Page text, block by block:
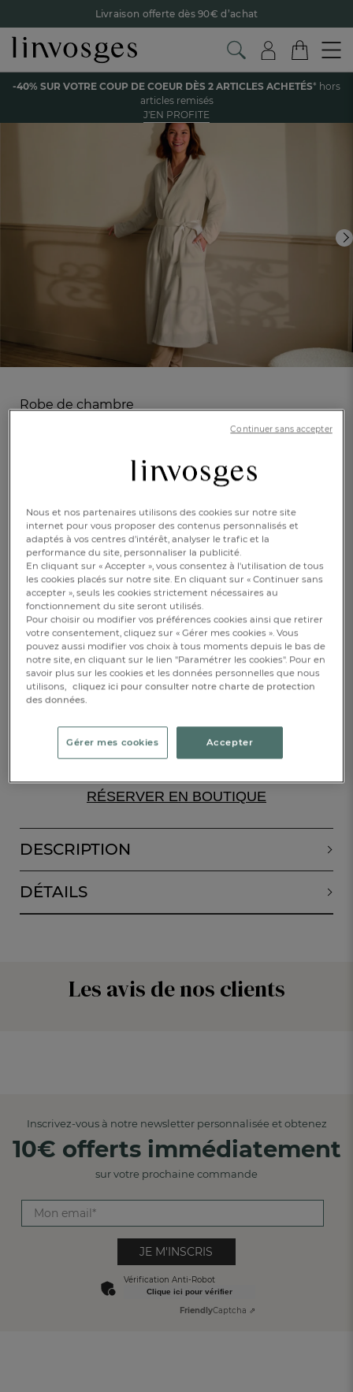
Livraison offerte dès 90€ d’achat
Retour offert avec Colissimo* !
Payez en 3x ou 4x sans frais avec Alma
Le parrainage Linvosges : offrez 15€, recevez 15€ !
Je
découvre
-40% sur votre coup de coeurdès 2 articles achetés !
profite
AT
BE
CH
-40% SUR VOTRE COUP DE COEUR DÈS 2 ARTICLES ACHETÉS* hors
articles remisés
J'EN PROFITE
Voir tous les produits de la catégorie
Robe de chambre
Ivoire
36/38 40/42 44/46
Epuisé
85,00 €
ALERTE DE RETOUR EN STOCK
RÉSERVER EN BOUTIQUE
DESCRIPTION
DÉTAILS
Les avis de nos clients
Inscrivez-vous à notre newsletter personnalisée et obtenez
10€ offerts immédiatement
sur votre prochaine commande
JE M'INSCRIS
Vérification Anti-Robot
Clique ici pour vérifier
FriendlyCaptcha ⇗
Nous et nos partenaires utilisons des cookies sur notre site
internet pour vous proposer des contenus personnalisés et
adaptés à vos centres d’intérêt, analyser le trafic et la
performance du site, personnaliser la publicité.
En cliquant sur « Accepter », vous consentez à l'utilisation de tous
les cookies placés sur notre site. En cliquant sur « Continuer sans
accepter », seuls les cookies strictement nécessaires au
fonctionnement du site seront utilisés.
Pour choisir ou modifier vos préférences cookies ainsi que retirer
votre consentement, cliquez sur « Gérer mes cookies ». Vous
pouvez aussi modifier vos choix à tous moments depuis le bas de
notre site, en cliquant sur le lien "Paramétrer les cookies". Pour en
savoir plus sur les cookies et les données personnelles que nous
utilisons, cliquez ici pour consulter notre charte de protection
des données.
Gérer mes cookies Accepter
Continuer sans accepter